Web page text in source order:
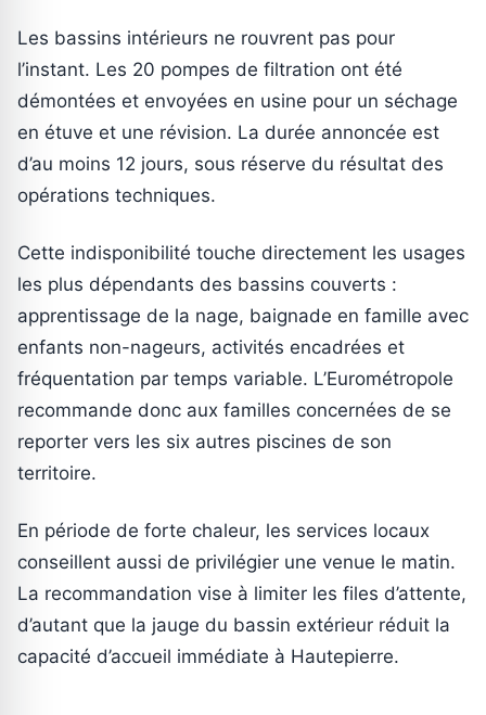
Les bassins intérieurs ne rouvrent pas pour
l’instant. Les 20 pompes de filtration ont été
démontées et envoyées en usine pour un séchage
en étuve et une révision. La durée annoncée est
d’au moins 12 jours, sous réserve du résultat des
opérations techniques.
Cette indisponibilité touche directement les usages
les plus dépendants des bassins couverts :
apprentissage de la nage, baignade en famille avec
enfants non-nageurs, activités encadrées et
fréquentation par temps variable. L’Eurométropole
recommande donc aux familles concernées de se
reporter vers les six autres piscines de son
territoire.
En période de forte chaleur, les services locaux
conseillent aussi de privilégier une venue le matin.
La recommandation vise à limiter les files d’attente,
d’autant que la jauge du bassin extérieur réduit la
capacité d’accueil immédiate à Hautepierre.